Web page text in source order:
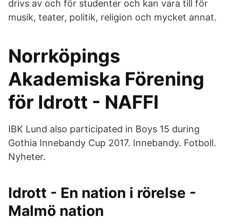
drivs av och för studenter och kan vara till för
musik, teater, politik, religion och mycket annat.
Norrköpings
Akademiska Förening
för Idrott - NAFFI
IBK Lund also participated in Boys 15 during
Gothia Innebandy Cup 2017. Innebandy. Fotboll.
Nyheter.
Idrott - En nation i rörelse -
Malmö nation